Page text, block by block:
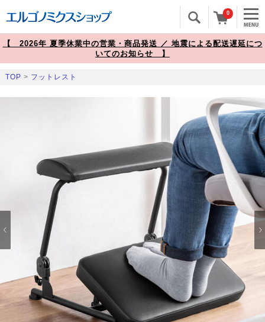
0
【 2026年 夏季休業中の営業・商品発送 ／ 地震による配送遅延につ
いてのお知らせ 】
TOP > フットレスト